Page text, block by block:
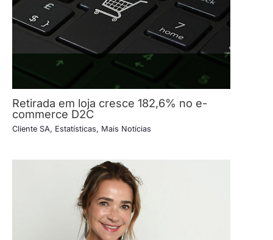
Retirada em loja cresce 182,6% no e-
commerce D2C
Cliente SA, Estatísticas, Mais Notícias